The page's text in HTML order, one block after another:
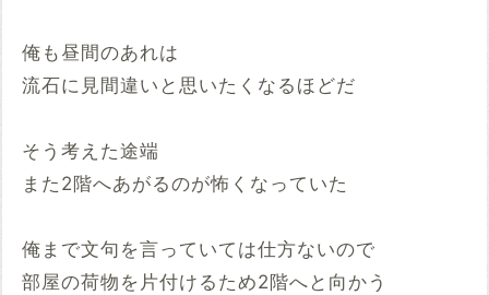
俺も昼間のあれは
流石に見間違いと思いたくなるほどだ
そう考えた途端
また2階へあがるのが怖くなっていた
俺まで文句を言っていては仕方ないので
部屋の荷物を片付けるため2階へと向かう